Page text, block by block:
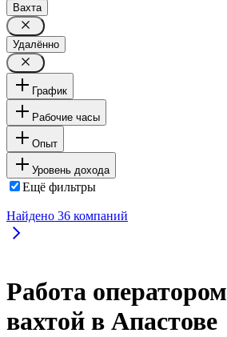
Вахта
Удалённо
График
Рабочие часы
Опыт
Уровень дохода
Ещё фильтры
Найдено 36 компаний
Работа
вахтой в Апастове